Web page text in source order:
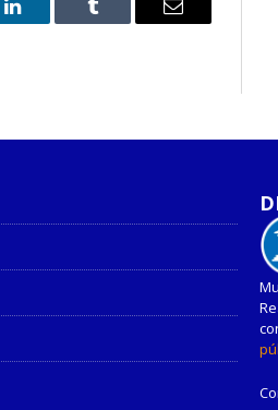
O
Tumblr
E-